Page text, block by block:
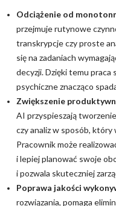
Odciążenie od
przejmuje rutynowe
transkrypcje czy proste
się na zadaniach
decyzji. Dzięki temu praca
psychiczne znacząco
Zwiększenie
AI przyspieszają
czy analiz w sposób, który
Pracownik może
i lepiej planować swoje
i pozwala skuteczniej
Poprawa jakości
rozwiązania, pomaga